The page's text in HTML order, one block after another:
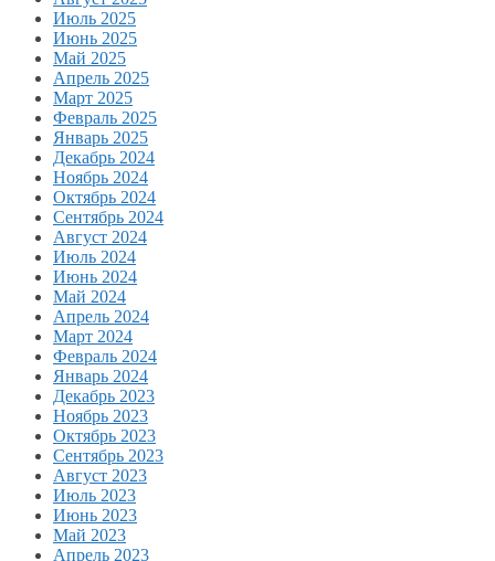
Июль 2025
Июнь 2025
Май 2025
Апрель 2025
Март 2025
Февраль 2025
Январь 2025
Декабрь 2024
Ноябрь 2024
Октябрь 2024
Сентябрь 2024
Август 2024
Июль 2024
Июнь 2024
Май 2024
Апрель 2024
Март 2024
Февраль 2024
Январь 2024
Декабрь 2023
Ноябрь 2023
Октябрь 2023
Сентябрь 2023
Август 2023
Июль 2023
Июнь 2023
Май 2023
Апрель 2023